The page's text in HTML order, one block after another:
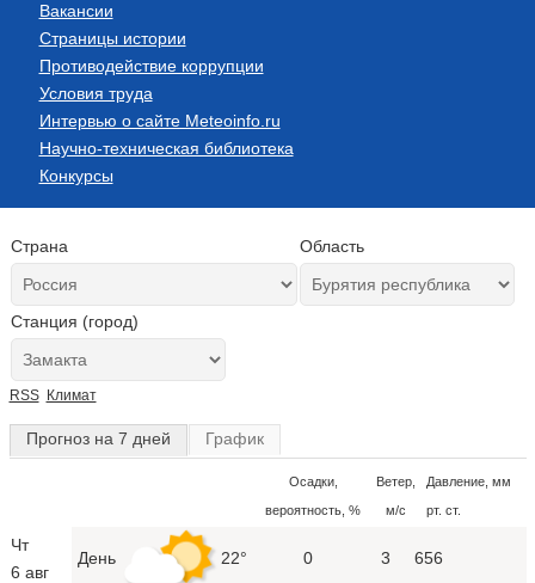
Вакансии
Страницы истории
Противодействие коррупции
Условия труда
Интервью о сайте Meteoinfo.ru
Научно-техническая библиотека
Конкурсы
Страна Область
Станция (город)
RSS Климат
Прогноз на 7 дней График
Осадки,
вероятность, %
Ветер,
м/с
Давление, мм
рт. ст.
Чт
6 авг
День 22° 0 3 656